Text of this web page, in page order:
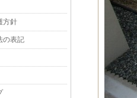
方針
の表記